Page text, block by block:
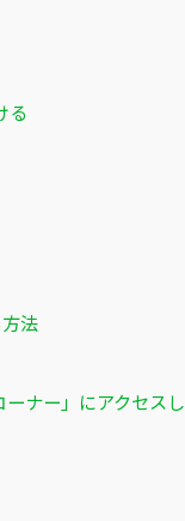
る
法
ナー」にアクセス